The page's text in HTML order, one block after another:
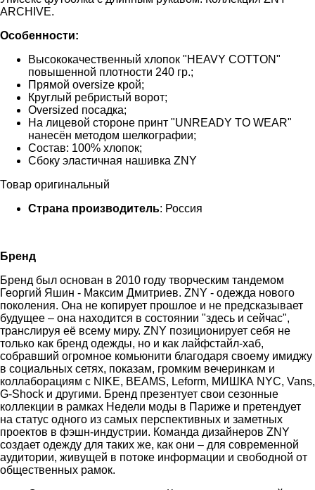
ARCHIVE.
Особенности:
Высококачественный хлопок "HEAVY COTTON"
повышенной плотности 240 гр.;
Прямой oversize крой;
Круглый ребристый ворот;
Oversized посадка;
На лицевой стороне принт "UNREADY TO WEAR"
нанесён методом шелкографии;
Состав: 100% хлопок;
Сбоку эластичная нашивка ZNY
Товар оригинальный
Страна производитель: Россия
Бренд
Бренд был основан в 2010 году творческим тандемом
Георгий Яшин - Максим Дмитриев. ZNY - одежда нового
поколения. Она не копирует прошлое и не предсказывает
будущее – она находится в состоянии "здесь и сейчас",
транслируя её всему миру. ZNY позиционирует себя не
только как бренд одежды, но и как лайфстайл-хаб,
собравший огромное комьюнити благодаря своему имиджу
в социальных сетях, показам, громким вечеринкам и
коллаборациям с NIKE, BEAMS, Leform, МИШКА NYC, Vans,
G-Shock и другими. Бренд презентует свои сезонные
коллекции в рамках Недели моды в Париже и претендует
на статус одного из самых перспективных и заметных
проектов в фэшн-индустрии. Команда дизайнеров ZNY
создает одежду для таких же, как они – для современной
аудитории, живущей в потоке информации и свободной от
общественных рамок.